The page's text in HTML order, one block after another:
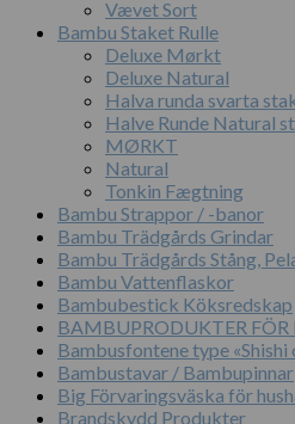
Vævet Sort
Bambu Staket Rulle
Deluxe Mørkt
Deluxe Natural
Halva runda svarta
Halve Runde Natural
MØRKT
Natural
Tonkin Fægtning
Bambu Strappor / -banor
Bambu Trädgårds Grindar
Bambu Trädgårds Stång,
Bambu Vattenflaskor
Bambubestick Köksredskap
BAMBUPRODUKTER
Bambusfontene type «Shishi
Bambustavar / Bambupinnar
Big Förvaringsväska för
Brandskydd Produkter